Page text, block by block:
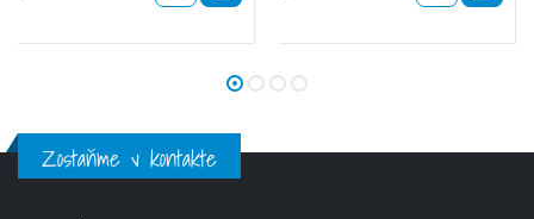
Zostaňme v kontakte